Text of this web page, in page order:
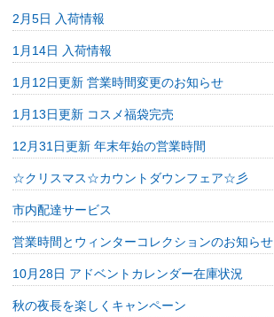
2月5日 入荷情報
1月14日 入荷情報
1月12日更新 営業時間変更のお知らせ
1月13日更新 コスメ福袋完売
12月31日更新 年末年始の営業時間
☆クリスマス☆カウントダウンフェア☆彡
市内配達サービス
営業時間とウィンターコレクションのお知らせ
10月28日 アドベントカレンダー在庫状況
秋の夜長を楽しくキャンペーン